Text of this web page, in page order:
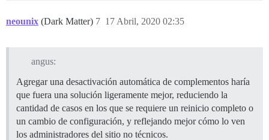
neounix (Dark Matter) 17 Abril, 2020 02:35
7
angus:
Agregar una desactivación automática de complementos haría
que fuera una solución ligeramente mejor, reduciendo la
cantidad de casos en los que se requiere un reinicio completo o
un cambio de configuración, y reflejando mejor cómo lo ven
los administradores del sitio no técnicos.